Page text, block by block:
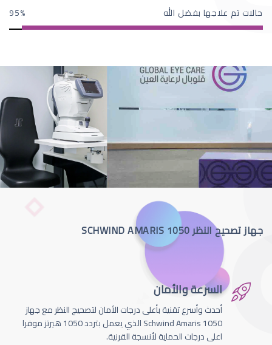
حالات تم علاجها بفضل الله 95
جهاز تصحيح النظر SCHWIND AMARIS 1050
السرعة والأمان
أحدث وأسرع تقنية بأعلى درجات الأمان لتصحيج النظر مع جهاز
Schwind Amaris 1050 الذي يعمل بتردد 1050 هيرتز موفرا
اعلى درجات الحماية لأنسجة القرنية.